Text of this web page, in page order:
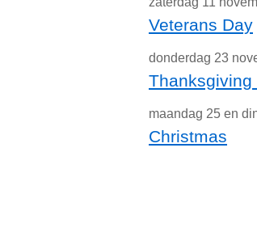
Veterans Day
donderdag 23
Thanksgiving
maandag 25 en
Christmas